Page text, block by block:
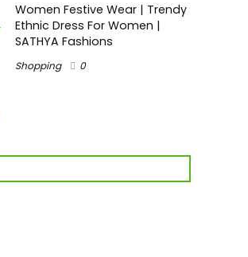
Women Festive Wear | Trendy
Ethnic Dress For Women |
SATHYA Fashions
Shopping 0